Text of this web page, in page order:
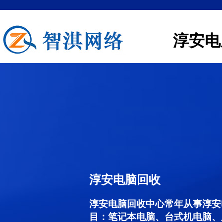
淳安
淳安电脑回收
淳安电脑回收中心常年从事淳
目：笔记本电脑、台式机电脑